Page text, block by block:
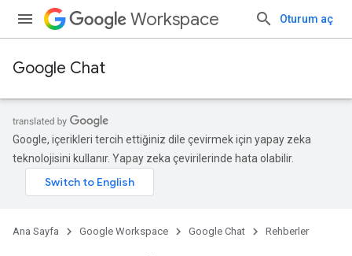
Workspace Oturum aç
Google Chat
Google, içerikleri tercih ettiğiniz dile çevirmek için yapay zeka
teknolojisini kullanır. Yapay zeka çevirilerinde hata olabilir.
Ana Sayfa Google Workspace Google Chat Rehberler